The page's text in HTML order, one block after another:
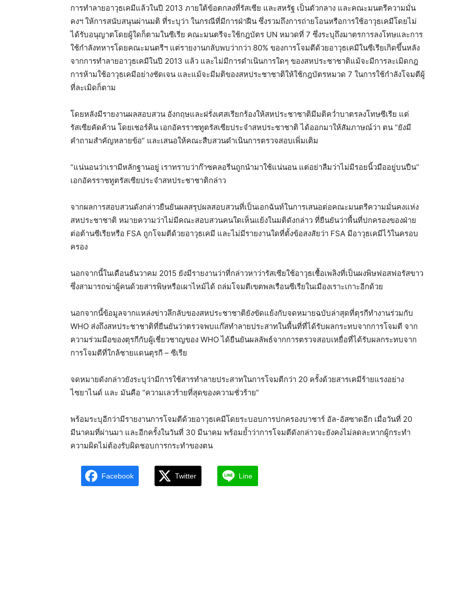
การทำลายอาวุธเคมีแล้วในปี 2013 ภายใต้ข้อตกลงที่รัสเซีย และสหรัฐ เป็นตัวกลาง และคณะมนตรีความมั่น
คงฯ ให้การสนับสนุนผ่านมติ ที่ระบุว่า ในกรณีที่มีการฝ่าฝืน ซึ่งรวมถึงการถ่ายโอนหรือการใช้อาวุธเคมีโดยไม่
ได้รับอนุญาตโดยผู้ใดก็ตามในซีเรีย คณะมนตรีจะใช้กฎบัตร UN หมวดที่ 7 ซึ่งระบุถึงมาตรการลงโทษและการ
ใช้กำลังทหารโดยคณะมนตรีฯ แต่รายงานกลับพบว่ากว่า 80% ของการโจมตีด้วยอาวุธเคมีในซีเรียเกิดขึ้นหลัง
จากการทำลายอาวุธเคมีในปี 2013 แล้ว และไม่มีการดำเนินการใดๆ ของสหประชาชาติแม้จะมีการละเมิดกฎ
การห้ามใช้อาวุธเคมีอย่างชัดเจน และแม้จะมีมติของสหประชาชาติให้ใช้กฎบัตรหมวด 7 ในการใช้กำลังโจมตีผู้
ที่ละเมิดก็ตาม
โดยหลังมีรายงานผลสอบสวน อังกฤษและฝรั่งเศสเรียกร้องให้สหประชาชาติมีมติคว่ำบาตรลงโทษซีเรีย แต่
รัสเซียคัดค้าน โดยเชอร์คิน เอกอัครราชทูตรัสเซียประจำสหประชาชาติ ได้ออกมาให้สัมภาษณ์ว่า ตน “ยังมี
คำถามสำคัญหลายข้อ” และเสนอให้คณะสืบสวนดำเนินการตรวจสอบเพิ่มเติม
“แน่นอนว่าเรามีหลักฐานอยู่ เราทราบว่าก๊าซคลอรีนถูกนำมาใช้แน่นอน แต่อย่าลืมว่าไม่มีรอยนิ้วมืออยู่บนปืน”
เอกอัครราชทูตรัสเซียประจำสหประชาชาติกล่าว
จากผลการสอบสวนดังกล่าวยืนยันผลสรุปผลสอบสวนที่เป็นเอกฉันท์ในการเสนอต่อคณะมนตรีความมั่นคงแห่ง
สหประชาชาติ หมายความว่าไม่มีคณะสอบสวนคนใดเห็นแย้งในมติดังกล่าว ที่ยืนยันว่าพื้นที่ปกครองของฝ่าย
ต่อต้านซีเรียหรือ FSA ถูกโจมตีด้วยอาวุธเคมี และไม่มีรายงานใดที่ตั้งข้อสงสัยว่า FSA มีอาวุธเคมีไว้ในครอบ
ครอง
นอกจากนี้ในเดือนธันวาคม 2015 ยังมีรายงานว่าที่กล่าวหาว่ารัสเซียใช้อาวุธเชื้อเพลิงที่เป็นผงพิษฟอสฟอรัสขาว
ซึ่งสามารถฆ่าผู้คนด้วยสารพิษหรือเผาไหม้ได้ ถล่มโจมตีเขตพลเรือนซีเรียในเมืองเราะเกาะอีกด้วย
นอกจากนี้ข้อมูลจากแหล่งข่าวลึกลับของสหประชาชาติยังขัดแย้งกับจดหมายฉบับล่าสุดที่ตุรกีทำงานร่วมกับ
WHO ส่งถึงสหประชาชาติที่ยืนยันว่าตรวจพบแก๊สทำลายประสาทในพื้นที่ที่ได้รับผลกระทบจากการโจมตี จาก
ความร่วมมือของตุรกีกับผู้เชี่ยวชาญของ WHO ได้ยืนยันผลลัพธ์จากการตรวจสอบเหยื่อที่ได้รับผลกระทบจาก
การโจมตีที่ใกล้ชายแดนตุรกี – ซีเรีย
จดหมายดังกล่าวยังระบุว่ามีการใช้สารทำลายประสาทในการโจมตีกว่า 20 ครั้งด้วยสารเคมีร้ายแรงอย่าง
ไซยาไนด์ และ มันคือ “ความเลวร้ายที่สุดของความชั่วร้าย”
พร้อมระบุอีกว่ามีรายงานการโจมตีด้วยอาวุธเคมีโดยระบอบการปกครองบาชาร์ อัล-อัสซาดอีก เมื่อวันที่ 20
มีนาคมที่ผ่านมา และอีกครั้งในวันที่ 30 มีนาคม พร้อมย้ำว่าการโจมตีดังกล่าวจะยังคงไม่ลดละหากผู้กระทำ
ความผิดไม่ต้องรับผิดชอบการกระทำของตน
Facebook Twitter Line